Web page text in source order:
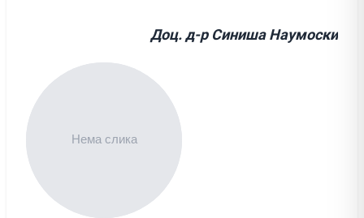
Доц. д-р Синиша Наумоски